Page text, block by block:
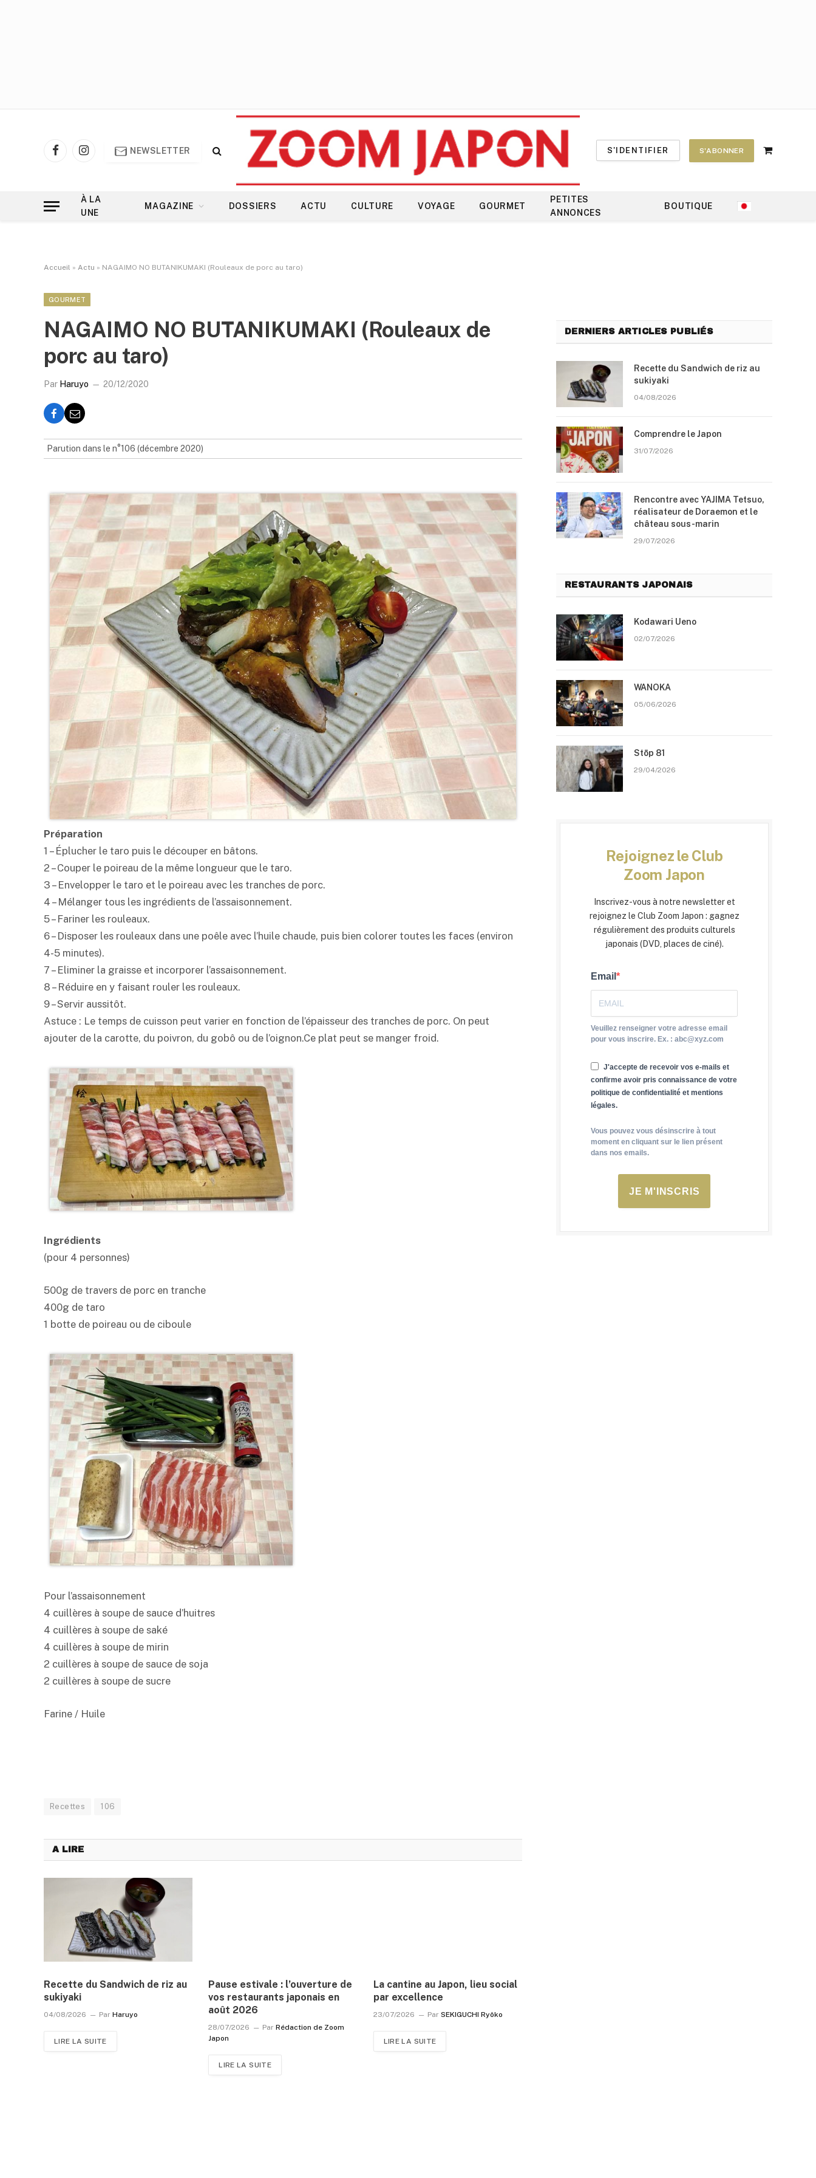
FacebookInstagram
NEWSLETTER S'IDENTIFIER S'ABONNER
Shopping
À LA
UNE
MAGAZINE DOSSIERS ACTU CULTURE VOYAGE GOURMET
PETITES
ANNONCES
BOUTIQUE
Accueil » Actu » NAGAIMO NO BUTANIKUMAKI (Rouleaux de porc au taro)
GOURMET
NAGAIMO NO BUTANIKUMAKI (Rouleaux de
porc au taro)
Par Haruyo 20/12/2020
Parution dans le n°106 (décembre 2020)
Préparation
1 – Éplucher le taro puis le découper en bâtons.
2 – Couper le poireau de la même longueur que le taro.
3 – Envelopper le taro et le poireau avec les tranches de porc.
4 – Mélanger tous les ingrédients de l’assaisonnement.
5 – Fariner les rouleaux.
6 – Disposer les rouleaux dans une poêle avec l’huile chaude, puis bien colorer toutes les faces (environ
4-5 minutes).
7 – Eliminer la graisse et incorporer l’assaisonnement.
8 – Réduire en y faisant rouler les rouleaux.
9 – Servir aussitôt.
Astuce : Le temps de cuisson peut varier en fonction de l’épaisseur des tranches de porc. On peut
ajouter de la carotte, du poivron, du gobô ou de l’oignon.Ce plat peut se manger froid.
Ingrédients
(pour 4 personnes)
500g de travers de porc en tranche
400g de taro
1 botte de poireau ou de ciboule
Pour l’assaisonnement
4 cuillères à soupe de sauce d’huitres
4 cuillères à soupe de saké
4 cuillères à soupe de mirin
2 cuillères à soupe de sauce de soja
2 cuillères à soupe de sucre
Farine / Huile
Recettes 106
A LIRE
Recette du Sandwich de riz au
sukiyaki
04/08/2026 Par Haruyo
LIRE LA SUITE
Pause estivale : l’ouverture de
vos restaurants japonais en
août 2026
28/07/2026 Par Rédaction de Zoom
Japon
LIRE LA SUITE
La cantine au Japon, lieu social
par excellence
23/07/2026 Par SEKIGUCHI Ryôko
LIRE LA SUITE
DERNIERS ARTICLES PUBLIÉS
Recette du Sandwich de riz au
sukiyaki
04/08/2026
Comprendre le Japon
31/07/2026
Rencontre avec YAJIMA Tetsuo,
réalisateur de Doraemon et le
château sous-marin
29/07/2026
RESTAURANTS JAPONAIS
Kodawari Ueno
02/07/2026
WANOKA
05/06/2026
Stōp 81
29/04/2026
Rejoignez le Club
Zoom Japon
Inscrivez-vous à notre newsletter et
rejoignez le Club Zoom Japon : gagnez
régulièrement des produits culturels
japonais (DVD, places de ciné).
Email
Veuillez renseigner votre adresse email
pour vous inscrire. Ex. : abc@xyz.com
J'accepte de recevoir vos e-mails et
confirme avoir pris connaissance de votre
politique de confidentialité et mentions
légales.
Vous pouvez vous désinscrire à tout
moment en cliquant sur le lien présent
dans nos emails.
JE M'INSCRIS